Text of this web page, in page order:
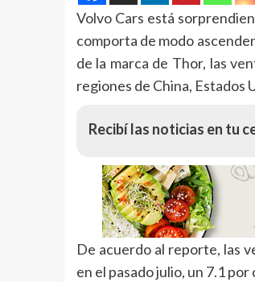
Volvo Cars está
comporta de modo
de la marca de Thor, las
regiones de China,
Recibí las noticias en tu
De acuerdo al reporte, las
en el pasado julio, un 7.1